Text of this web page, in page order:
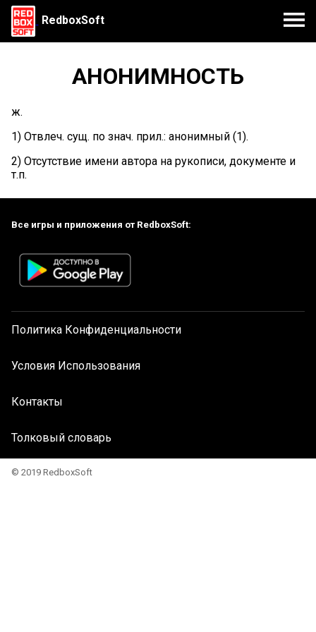
RedboxSoft
АНОНИМНОСТЬ
ж.
1) Отвлеч. сущ. по знач. прил.: анонимный (1).
2) Отсутствие имени автора на рукописи, документе и
т.п.
Все игры и приложения от RedboxSoft:
Политика Конфиденциальности
Условия Использования
Контакты
Толковый словарь
© 2019 RedboxSoft